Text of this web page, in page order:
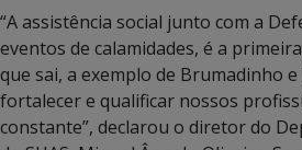
“A assistência social junto com a
eventos de calamidades, é a
que sai, a exemplo de Brumadinho
fortalecer e qualificar nossos
constante”, declarou o diretor do